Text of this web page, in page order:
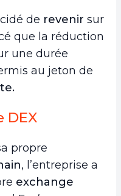
de revenir sur
que la réduction
une durée
au jeton de
DEX
propre
, l’entreprise a
exchange